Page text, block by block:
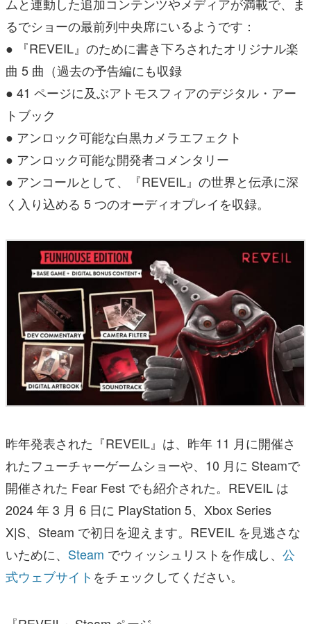
ムと連動した追加コンテンツやメディアが満載で、ま
るでショーの最前列中央席にいるようです：
● 『REVEIL』のために書き下ろされたオリジナル楽
曲 5 曲（過去の予告編にも収録
● 41 ページに及ぶアトモスフィアのデジタル・アー
トブック
● アンロック可能な白黒カメラエフェクト
● アンロック可能な開発者コメンタリー
● アンコールとして、『REVEIL』の世界と伝承に深
く入り込める 5 つのオーディオプレイを収録。
昨年発表された『REVEIL』は、昨年 11 月に開催さ
れたフューチャーゲームショーや、10 月に Steamで
開催された Fear Fest でも紹介された。REVEIL は
2024 年 3 月 6 日に PlayStation 5、Xbox Series
X|S、Steam で初日を迎えます。REVEIL を見逃さな
いために、 Steam でウィッシュリストを作成し、 公
式ウェブサイト をチェックしてください。